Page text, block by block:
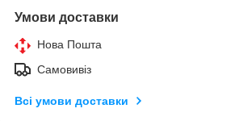
Умови доставки
Нова Пошта
Самовивіз
Всі умови доставки